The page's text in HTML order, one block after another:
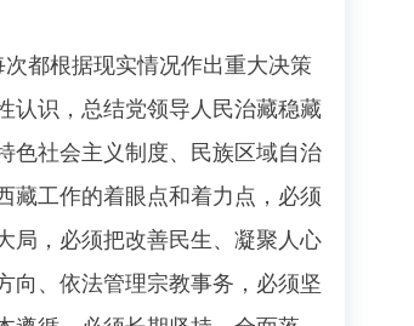
都根据现实情况作出重大决策
认识，总结党领导人民治藏稳藏
色社会主义制度、民族区域自治
藏工作的着眼点和着力点，必须
局，必须把改善民生、凝聚人心
向、依法管理宗教事务，必须坚